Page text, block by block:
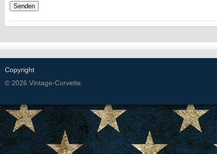
Copyright
© 2026 Vintage-Corvette.